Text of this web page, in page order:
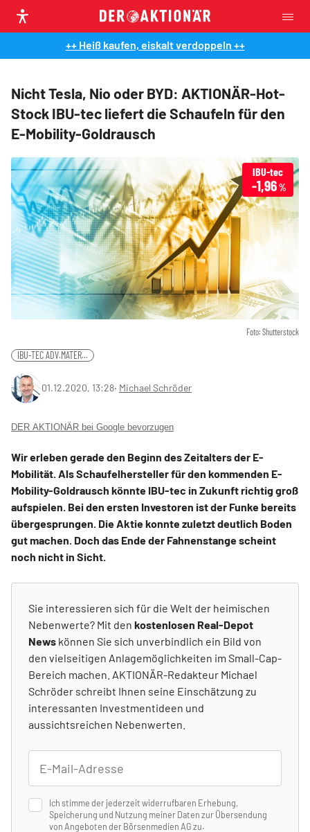
++ Heiß kaufen, eiskalt verdoppeln ++
Nicht Tesla, Nio oder BYD: AKTIONÄR-Hot-
Stock IBU-tec liefert die Schaufeln für den
E-Mobility-Goldrausch
Foto: Shutterstock
IBU-tec
-1,96%
IBU-TEC ADV.MATER...
01.12.2020, 13:28‧ Michael Schröder
DER AKTIONÄR bei Google bevorzugen
Wir erleben gerade den Beginn des Zeitalters der E-
Mobilität. Als Schaufelhersteller für den kommenden E-
Mobility-Goldrausch könnte IBU-tec in Zukunft richtig groß
aufspielen. Bei den ersten Investoren ist der Funke bereits
übergesprungen. Die Aktie konnte zuletzt deutlich Boden
gut machen. Doch das Ende der Fahnenstange scheint
noch nicht in Sicht.
Sie interessieren sich für die Welt der heimischen
Nebenwerte? Mit den kostenlosen Real-Depot
News können Sie sich unverbindlich ein Bild von
den vielseitigen Anlagemöglichkeiten im Small-Cap-
Bereich machen. AKTIONÄR-Redakteur Michael
Schröder schreibt Ihnen seine Einschätzung zu
interessanten Investmentideen und
aussichtsreichen Nebenwerten.
Ich stimme der jederzeit widerrufbaren Erhebung,
Speicherung und Nutzung meiner Daten zur Übersendung
von Angeboten der Börsenmedien AG zu.